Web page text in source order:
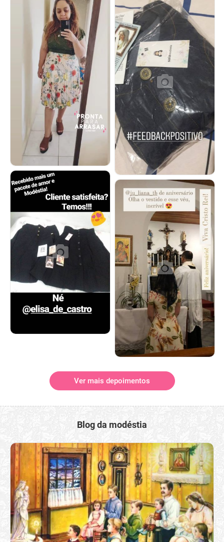
Ver mais depoimentos
Blog da modéstia